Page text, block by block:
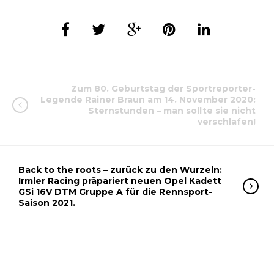
Zum 80. Geburtstag der Sportreporter-
Legende Rainer Braun am 14. November 2020:
Sternstunden – man sollte sie nicht
verschlafen!
Back to the roots – zurück zu den Wurzeln:
Irmler Racing präpariert neuen Opel Kadett
GSi 16V DTM Gruppe A für die Rennsport-
Saison 2021.